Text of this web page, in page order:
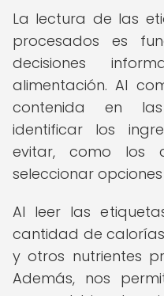
La lectura de las
procesados es
decisiones
alimentación. Al
contenida en
identificar los
evitar, como los
seleccionar
Al leer las
cantidad de
y otros nutrientes
Además, nos